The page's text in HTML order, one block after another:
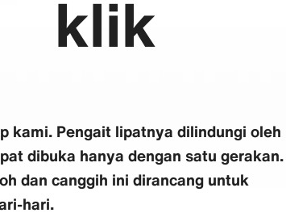
klik
kami. Pengait lipatnya dilindungi oleh
dibuka hanya dengan satu gerakan.
dan canggih ini dirancang untuk
hari.